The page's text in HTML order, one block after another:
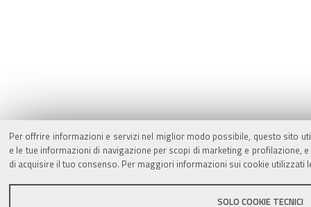
Per offrire informazioni e servizi nel miglior modo possibile, questo sito
e le tue informazioni di navigazione per scopi di marketing e
di acquisire il tuo consenso. Per maggiori informazioni sui cookie utilizzati
SOLO COOKIE TECNICI